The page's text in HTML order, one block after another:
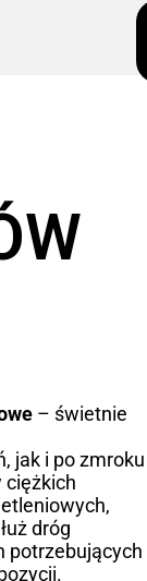
– świetnie
jak i po
ciężkich
dróg
potrzebujących